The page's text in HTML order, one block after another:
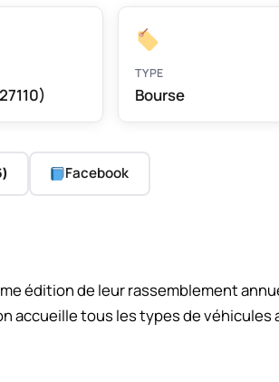
TYPE
Bourse
) Facebook
édition de leur rassemblement
accueille tous les types de véhicules